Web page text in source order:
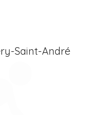
Saint-André